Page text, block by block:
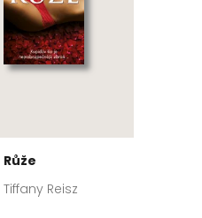
Růže
Tiffany Reisz